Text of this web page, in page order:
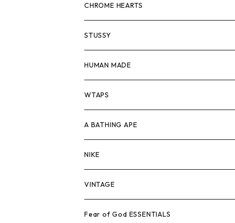
スウェット/ニット
シャツ
ジャケット
パンツ
キャップ・ハット
バッグ
シューズ
小物
ロンTEE
スウェット/ニット
シャツ
ジャケット
パンツ
キャップ・ハット
バッグ
シューズ
Tシャツ
ロンTEE
スウェット/ニット
シャツ
ジャケット
パンツ
キャップ・ハット
バッグ
CHROME HEARTS
Tシャツ
ロンTEE
スウェット/ニット
シャツ
ジャケット
パンツ
キャップ・ハット
STUSSY
Tシャツ
ロンTEE
スウェット/ニット
シャツ
ジャケット
パンツ
HUMAN MADE
Tシャツ
ロンT
スウェット/ニット
シャツ
ジャケット
WTAPS
Tシャツ
ロンTEE
スウェット/ニット
シャツ
A BATHING APE
Tシャツ
ロンTEE
スウェット/ニット
NIKE
シューズ
AIR JORDAN 1
アパレル・小物
VINTAGE
Tシャツ
Fear of God ESSENTIALS